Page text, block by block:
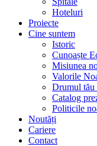
Hoteluri
Proiecte
Cine suntem
Istoric
Cunoaște
Misiunea
Valorile
Drumul tău
Catalog
Politicile
Noutăți
Cariere
Contact